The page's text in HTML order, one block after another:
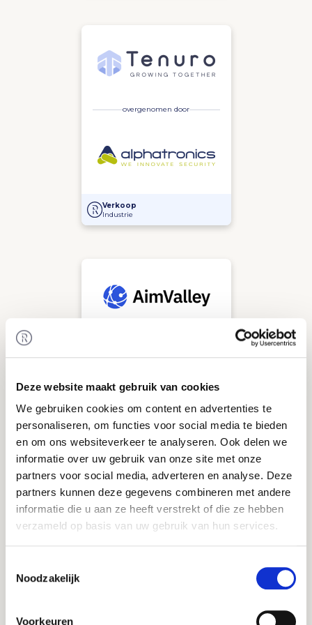
Deze website maakt gebruik van cookies
We gebruiken cookies om content en advertenties te
personaliseren, om functies voor social media te bieden
en om ons websiteverkeer te analyseren. Ook delen we
informatie over uw gebruik van onze site met onze
partners voor social media, adverteren en analyse. Deze
partners kunnen deze gegevens combineren met andere
informatie die u aan ze heeft verstrekt of die ze hebben
verzameld op basis van uw gebruik van hun services.
Noodzakelijk
Voorkeuren
overgenomen door
Alphatronics overgenomen door Tenuro
Verkoop
Industrie
Overname van AimValley door Technolution.
Verkoop
TMT & Zakelijke Dienstverlening